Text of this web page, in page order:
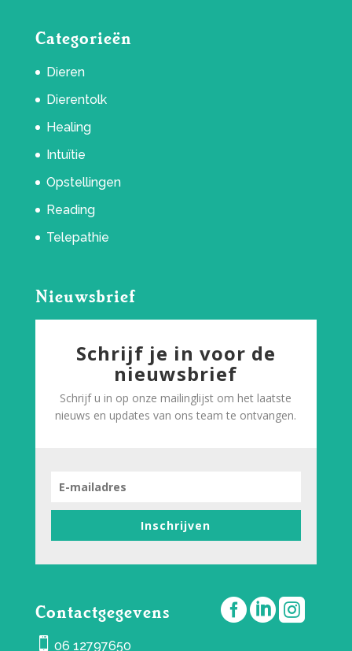
Categorieën
Dieren
Dierentolk
Healing
Intuïtie
Opstellingen
Reading
Telepathie
Nieuwsbrief
Schrijf je in voor de
nieuwsbrief
Schrijf u in op onze mailinglijst om het laatste
nieuws en updates van ons team te ontvangen.
Inschrijven
Contactgegevens
 06 12797650
 